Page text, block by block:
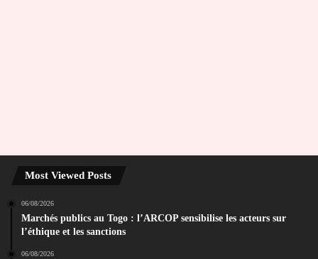
Most Viewed Posts
06/08/2026
Marchés publics au Togo : l’ARCOP sensibilise les acteurs sur
l’éthique et les sanctions
06/08/2026